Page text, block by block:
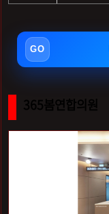
365봄연합의원